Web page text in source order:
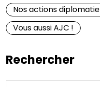
Nos actions diplomatie
Vous aussi AJC !
Rechercher